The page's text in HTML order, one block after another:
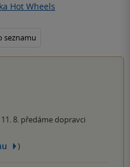
Hot Wheels
seznamu
8. předáme dopravci
)